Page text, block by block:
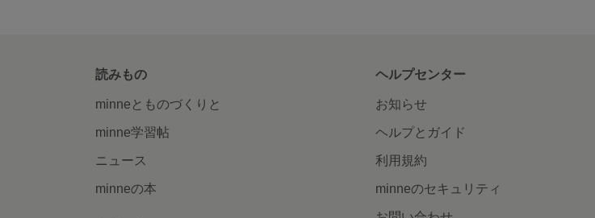
読みもの
minneとものづくりと
minne学習帖
ニュース
minneの本
ヘルプセンター
お知らせ
ヘルプとガイド
利用規約
minneのセキュリティ